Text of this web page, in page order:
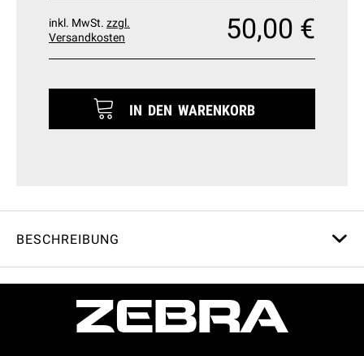
inkl. MwSt. zzgl.
Versandkosten
50,00 €
IN DEN WARENKORB
BESCHREIBUNG